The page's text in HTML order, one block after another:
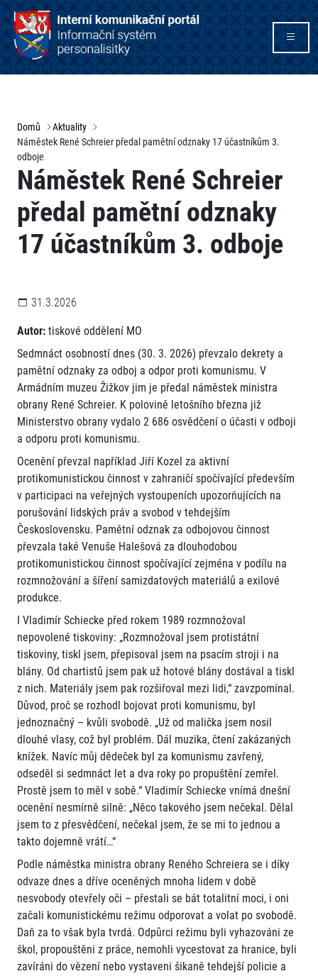
Domů
Aktuality
Náměstek René Schreier předal pamětní odznaky 17 účastníkům 3.
odboje
Náměstek René Schreier
předal pamětní odznaky
17 účastníkům 3. odboje
31.3.2026
Autor: tiskové oddělení MO
Sedmnáct osobností dnes (30. 3. 2026) převzalo dekrety a
pamětní odznaky za odboj a odpor proti komunismu. V
Armádním muzeu Žižkov jim je předal náměstek ministra
obrany René Schreier. K polovině letošního března již
Ministerstvo obrany vydalo 2 686 osvědčení o účasti v odboji
a odporu proti komunismu.
Ocenění převzal například Jiří Kozel za aktivní
protikomunistickou činnost v zahraničí spočívající především
v participaci na veřejných vystoupeních upozorňujících na
porušování lidských práv a svobod v tehdejším
Československu. Pamětní odznak za odbojovou činnost
převzala také Venuše Halešová za dlouhodobou
protikomunistickou činnost spočívající zejména v podílu na
rozmnožování a šíření samizdatových materiálů a exilové
produkce.
I Vladimír Schiecke před rokem 1989 rozmnožoval
nepovolené tiskoviny: „Rozmnožoval jsem protistátní
tiskoviny, tiskl jsem, přepisoval jsem na psacím stroji i na
blány. Od chartistů jsem pak už hotové blány dostával a tiskl
z nich. Materiály jsem pak rozšiřoval mezi lidi,“ zavzpomínal.
Důvod, proč se rozhodl bojovat proti komunismu, byl
jednoznačný – kvůli svobodě. „Už od malička jsem nosil
dlouhé vlasy, což byl problém. Dál muzika, čtení zakázaných
knížek. Navíc můj dědeček byl za komunismu zavřený,
odseděl si sedmnáct let a dva roky po propuštění zemřel.
Prostě jsem to měl v sobě.“ Vladimír Schiecke vnímá dnešní
ocenění nesmírně silně: „Něco takového jsem nečekal. Dělal
jsem to z přesvědčení, nečekal jsem, že se mi to jednou a
takto dojemně vrátí…“
Podle náměstka ministra obrany Reného Schreiera se i díky
odvaze dnes a dříve oceněných mnoha lidem v době
nesvobody otevřely oči – přestali se bát totalitní moci, i oni
začali komunistickému režimu odporovat a volat po svobodě.
Daň za to však byla tvrdá. Odpůrci režimu byli vyhazováni ze
škol, propouštěni z práce, nemohli vycestovat za hranice, byli
zavíráni do vězení nebo vystaveni šikaně tehdejší policie a